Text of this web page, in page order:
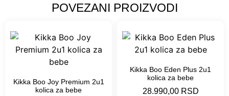
POVEZANI PROIZVODI
Kikka Boo Joy Premium 2u1
kolica za bebe
Kikka Boo Eden Plus 2u1
kolica za bebe
28.990,00 RSD